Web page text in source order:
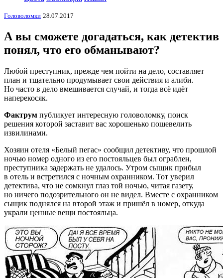
Головоломки 28.07.2017
А вы сможете догадаться, как детектив
понял, что его обманывают?
Любой преступник, прежде чем пойти на дело, составляет
план и тщательно продумывает свои действия и алиби.
Но часто в дело вмешивается случай, и тогда всё идёт
наперекосяк.
Фактрум публикует интересную головоломку, поиск
решения которой заставит вас хорошенько пошевелить
извилинами.
Хозяин отеля «Белый пегас» сообщил детективу, что прошлой
ночью номер одного из его постояльцев был ограблен,
преступника задержать не удалось. Утром сыщик прибыл
в отель и встретился с ночным охранником. Тот уверил
детектива, что не сомкнул глаз той ночью, читая газету,
но ничего подозрительного он не видел. Вместе с охранником
сыщик поднялся на второй этаж и пришёл в номер, откуда
украли ценные вещи постояльца.